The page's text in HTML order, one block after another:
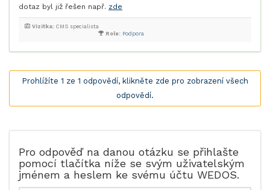
dotaz byl již řešen např. zde
Role: Podpora
Vizitka: CMS specialista
Prohlížíte 1 ze 1 odpovědí, klikněte zde pro zobrazení všech
odpovědí.
Pro odpověď na danou otázku se přihlašte
pomocí tlačítka níže se svým uživatelským
jménem a heslem ke svému účtu WEDOS.